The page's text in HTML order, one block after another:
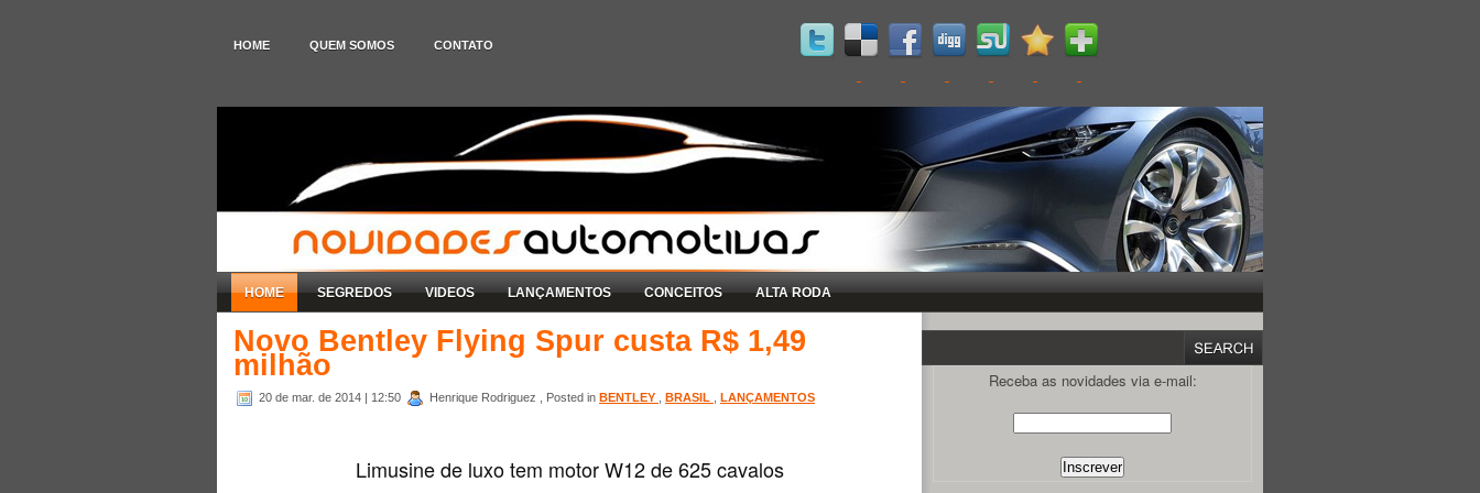
HOME QUEM SOMOS CONTATO
HOME SEGREDOS VIDEOS LANÇAMENTOS CONCEITOS ALTA RODA
Novo Bentley Flying Spur custa R$ 1,49
milhão
20 de mar. de 2014 | 12:50 Henrique Rodriguez , Posted in BENTLEY BRASIL LANÇAMENTOS
Limusine de luxo tem motor W12 de 625 cavalos
Receba as novidades via e-mail: